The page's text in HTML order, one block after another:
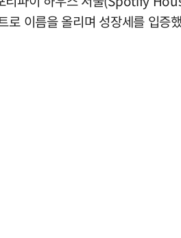
이름을 올리며 성장세를 입증